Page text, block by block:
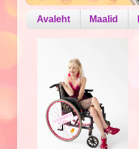
Avaleht Maalid